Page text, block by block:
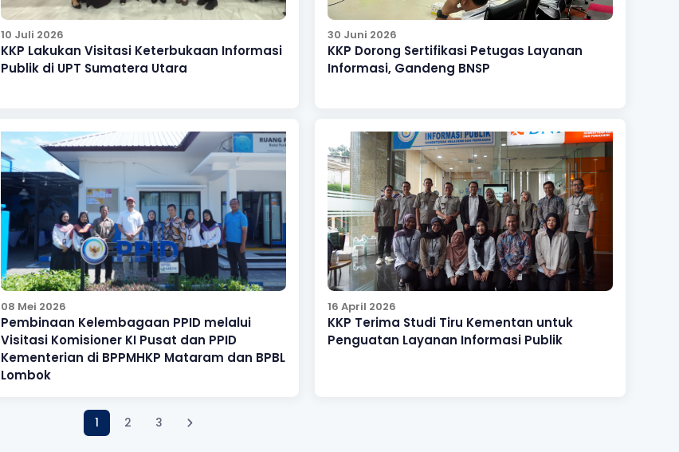
10 Juli 2026
KKP Lakukan Visitasi Keterbukaan Informasi
Publik di UPT Sumatera Utara
30 Juni 2026
KKP Dorong Sertifikasi Petugas Layanan
Informasi, Gandeng BNSP
08 Mei 2026
Pembinaan Kelembagaan PPID melalui
Visitasi Komisioner KI Pusat dan PPID
Kementerian di BPPMHKP Mataram dan BPBL
Lombok
16 April 2026
KKP Terima Studi Tiru Kementan untuk
Penguatan Layanan Informasi Publik
1 2 3